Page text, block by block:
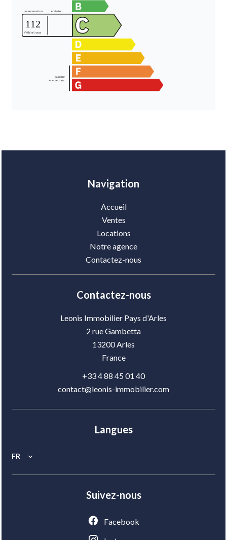
Navigation
Accueil
Ventes
Locations
Notre agence
Contactez-nous
Contactez-nous
Leonis Immobilier Pays d'Arles
2 rue Gambetta
13200Arles
France
+33 4 88 45 01 40
contact@leonis-immobilier.com
Langues
FR
Suivez-nous
Facebook